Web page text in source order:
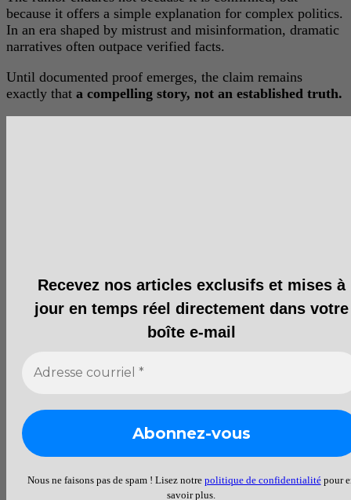
because it offers a simple explanation for complex politics.
In an era shaped by mistrust and misinformation, dramatic
narratives often outpace verified facts.
Until documented proof emerges, the claim remains
exactly that a compelling story, not an established truth.
Recevez nos articles exclusifs et mises à
jour en temps réel directement dans votre
boîte e-mail
Nous ne faisons pas de spam ! Lisez notre politique de confidentialitépour
savoir plus.